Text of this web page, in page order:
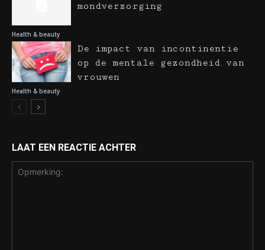
Health & beauty
mondverzorging
Health & beauty
De impact van incontinentie
op de mentale gezondheid van
vrouwen
LAAT EEN REACTIE ACHTER